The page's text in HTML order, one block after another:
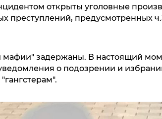
открыты уголовные
преступлений, предусмотренных ч.3
мафии" задержаны. В настоящий
о подозрении и